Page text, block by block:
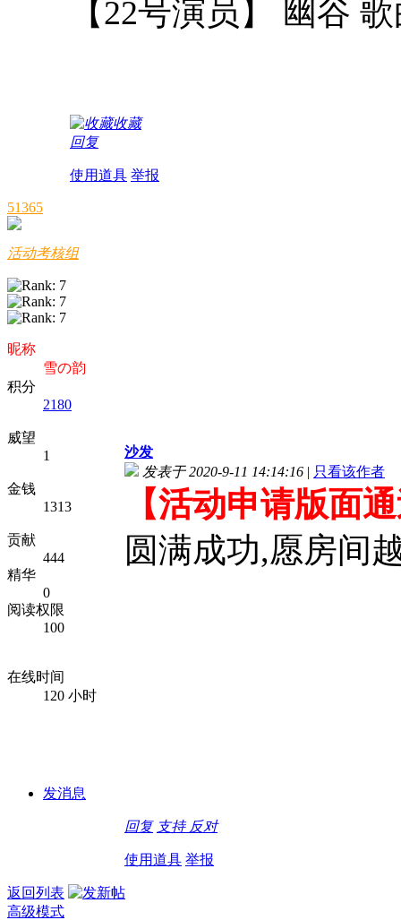
【22号演员】 幽谷
收藏
回复
使用道具 举报
51365
活动考核组
昵称
雪の韵
积分
2180
威望
1
金钱
1313
贡献
444
精华
0
阅读权限
100
在线时间
120 小时
发消息
沙发
发表于 2020-9-11 14:14:16 | 只看该作者
【活动申请版面
圆满成功,愿房间
回复 支持 反对
使用道具 举报
返回列表
高级模式